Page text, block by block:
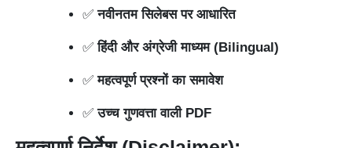
✅नवीनतम सिलेबस पर आधारित
✅हिंदी और अंग्रेजी माध्यम (Bilingual)
✅महत्वपूर्ण प्रश्नों का समावेश
✅उच्च गुणवत्ता वाली PDF